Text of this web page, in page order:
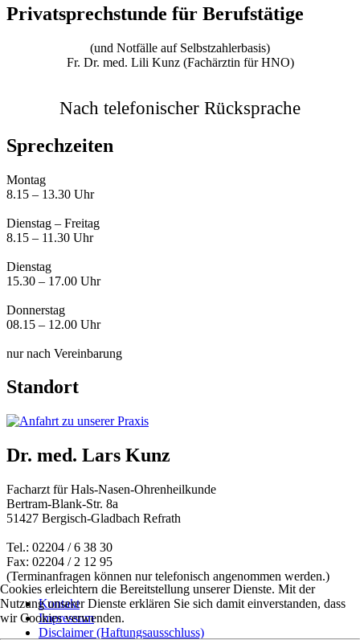
Privatsprechstunde für Berufstätige
(und Notfälle auf Selbstzahlerbasis)
Fr. Dr. med. Lili Kunz (Fachärztin für HNO)
Nach telefonischer Rücksprache
Sprechzeiten
Montag
8.15 – 13.30 Uhr
Dienstag – Freitag
8.15 – 11.30 Uhr
Dienstag
15.30 – 17.00 Uhr
Donnerstag
08.15 – 12.00 Uhr
nur nach Vereinbarung
Standort
Dr. med. Lars Kunz
Facharzt für Hals-Nasen-Ohrenheilkunde
Bertram-Blank-Str. 8a
51427 Bergisch-Gladbach Refrath
Tel.: 02204 / 6 38 30
Fax: 02204 / 2 12 95
(Terminanfragen können nur telefonisch angenommen werden.)
Kontakt
Impressum
Disclaimer (Haftungsausschluss)
Cookies erleichtern die Bereitstellung unserer Dienste. Mit der
Nutzung unserer Dienste erklären Sie sich damit einverstanden, dass
wir Cookies verwenden.